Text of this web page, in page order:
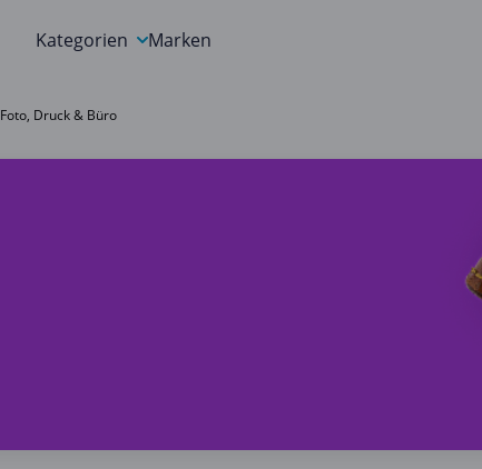
Kategorien
Auto, Motorrad & Werkzeuge
Marken
Foto, Druck & Büro